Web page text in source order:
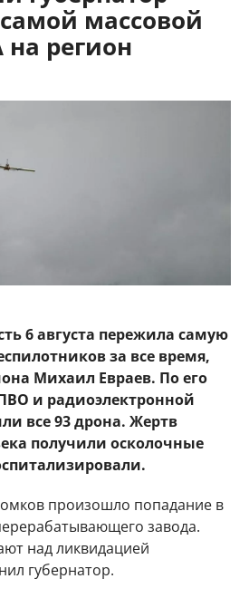
массовой
регион
6 августа пережила самую
за все время,
Михаил Евраев. По его
и радиоэлектронной
все 93 дрона. Жертв
получили осколочные
произошло попадание в
завода.
над ликвидацией
губернатор.